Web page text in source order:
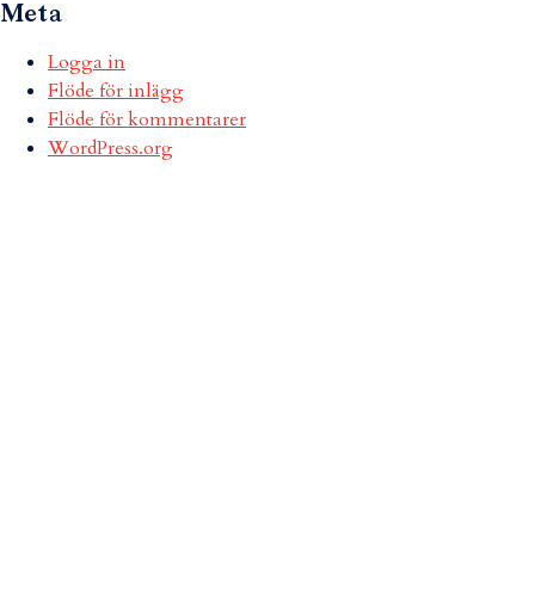
Meta
Logga in
Flöde för inlägg
Flöde för kommentarer
WordPress.org